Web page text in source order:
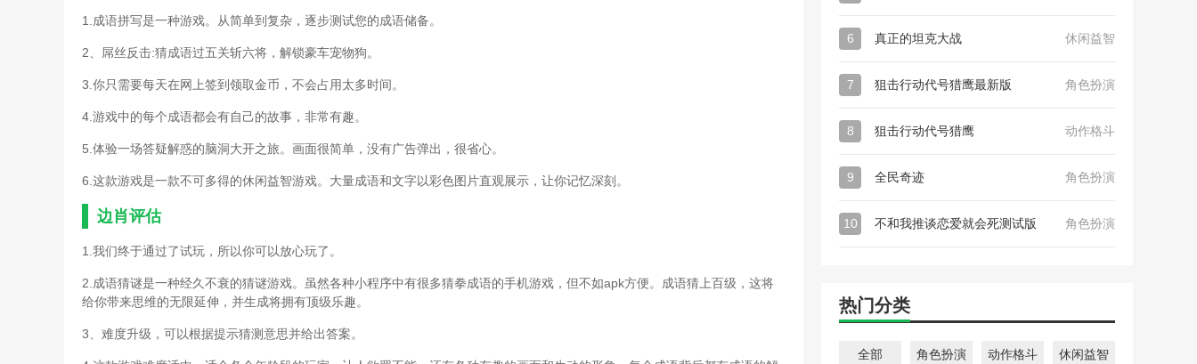
1.成语拼写是一种游戏。从简单到复杂，逐步测试您的成语储备。
2、屌丝反击:猜成语过五关斩六将，解锁豪车宠物狗。
3.你只需要每天在网上签到领取金币，不会占用太多时间。
4.游戏中的每个成语都会有自己的故事，非常有趣。
5.体验一场答疑解惑的脑洞大开之旅。画面很简单，没有广告弹出，很省心。
6.这款游戏是一款不可多得的休闲益智游戏。大量成语和文字以彩色图片直观展示，让你记忆深刻。
边肖评估
1.我们终于通过了试玩，所以你可以放心玩了。
2.成语猜谜是一种经久不衰的猜谜游戏。虽然各种小程序中有很多猜拳成语的手机游戏，但不如apk方便。成语猜上百级，这将
给你带来思维的无限延伸，并生成将拥有顶级乐趣。
3、难度升级，可以根据提示猜测意思并给出答案。
6 真正的坦克大战 休闲益智
7 狙击行动代号猎鹰最新版 角色扮演
8 狙击行动代号猎鹰 动作格斗
9 全民奇迹 角色扮演
10 不和我推谈恋爱就会死测试版 角色扮演
热门分类
全部 角色扮演 动作格斗 休闲益智